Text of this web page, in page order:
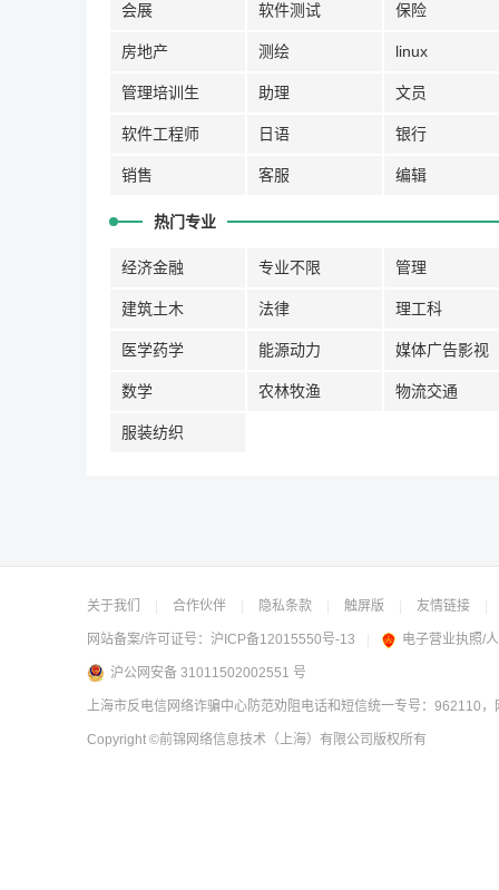
会展 软件测试 保险
房地产 测绘 linux
管理培训生 助理 文员
软件工程师 日语 银行
销售 客服 编辑
热门专业
经济金融 专业不限 管理
建筑土木 法律 理工科
医学药学 能源动力 媒体广告影视
数学 农林牧渔 物流交通
服装纺织
关于我们 合作伙伴 隐私条款 触屏版 友情链接
网站备案/许可证号： 沪ICP备12015550号-13 电子营业执照/
沪公网安备 31011502002551 号
上海市反电信网络诈骗中心防范劝阻电话和短信统一专号：962110
Copyright ©前锦网络信息技术（上海）有限公司 版权所有